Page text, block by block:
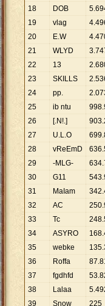
18
DOB 5.
19
vlag 4.
20
E.W 4.
21
WLYD 3.
22
13 2.
23
SKILLS 2.
24
pp. 2.
25
ib ntu 998.
26
[.N!.] 903.
27
U.L.O 699.
28
vReEmD 636.
29
-MLG- 634.
30
G11 543.
31
MaIam 342.
32
AC 250.
33
Tc 248.
34
ASYRO 168.
35
webke 135.
36
Roffa 87.
37
fgdhfd 53.
38
Lalaa 5.
39
Snow 225